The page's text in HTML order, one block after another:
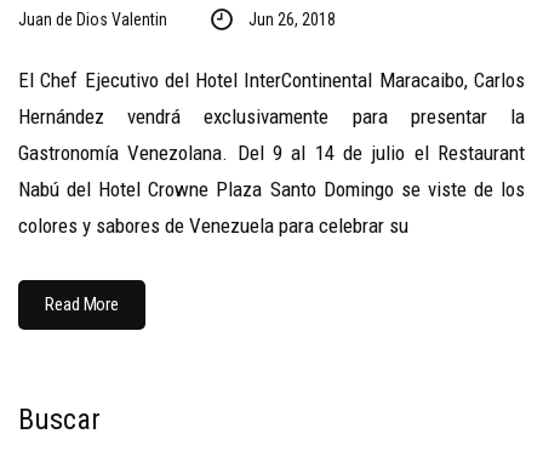
Juan de Dios Valentin Jun 26, 2018
El Chef Ejecutivo del Hotel InterContinental Maracaibo, Carlos
Hernández vendrá exclusivamente para presentar la
Gastronomía Venezolana. Del 9 al 14 de julio el Restaurant
Nabú del Hotel Crowne Plaza Santo Domingo se viste de los
colores y sabores de Venezuela para celebrar su
Read More
Buscar